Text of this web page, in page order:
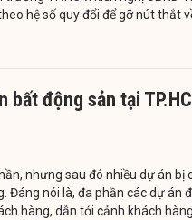
hệ số quy đổi để gỡ nút thắt
bất động sản tại
nhưng sau đó nhiều dự án bị
Đáng nói là, đa phần các dự án
hàng, dẫn tới cảnh khách